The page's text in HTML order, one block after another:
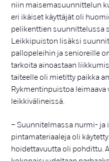
niin maisemasuunnittelun
eri ikäiset käyttäjät oli
pelikenttien suunnittelussa
Leikkipuiston lisäksi
pallopeleihin ja senioreille
tarkoita ainoastaan
taiteelle oli mietitty paikka
Rykmentinpuistoa leimaava
leikkivälineissä.
– Suunnitelmassa nurmi-
pintamateriaaleja oli
hoidettavuutta oli pohdittu.